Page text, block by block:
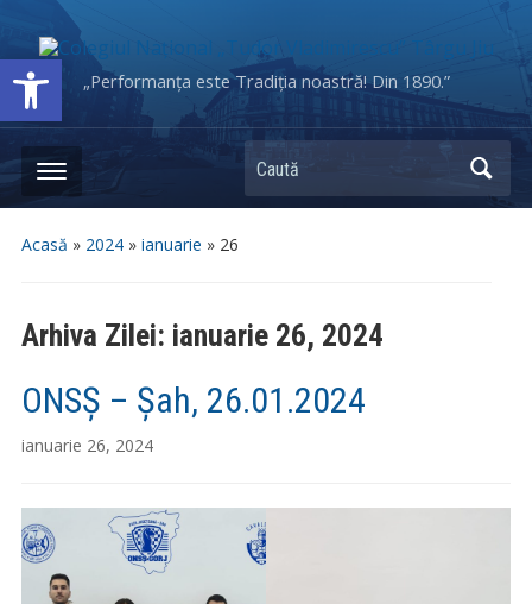
Deschide bara de unelte„Performanța este Tradiția noastră! Din 1890.”
Caută
Acasă » 2024» ianuarie » 26
Arhiva Zilei: ianuarie 26, 2024
ONSȘ – Șah, 26.01.2024
ianuarie 26, 2024